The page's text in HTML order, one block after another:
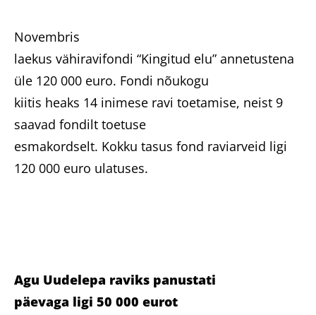
Eesti
Novembris
laekus vähiravifondi “Kingitud elu” annetustena
üle 120 000 euro. Fondi nõukogu
kiitis heaks 14 inimese ravi toetamise, neist 9
saavad fondilt toetuse
esmakordselt. Kokku tasus fond raviarveid ligi
120 000 euro ulatuses.
Agu Uudelepa raviks panustati
päevaga ligi 50 000 eurot